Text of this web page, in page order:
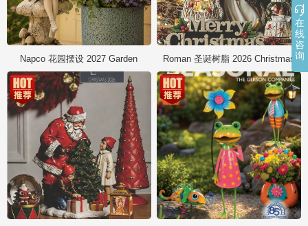
Napco 花园摆设 2027 Garden Roman 圣诞树脂 2026 Christmas

在
线
咨
询